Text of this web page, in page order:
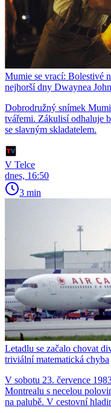
Mumie se vrací: Bolestivé
nejhorší dny Dwaynea
Dobrodružný snímek
tvářemi. Zákulisí odhaluje
se slavným skladatelem.
V Telce
dnes, 16:50
3 min
Letadlu se začalo chovat
triviální matematická chyba
V sobotu 23. července
Montrealu s necelou
na palubě. V cestovní